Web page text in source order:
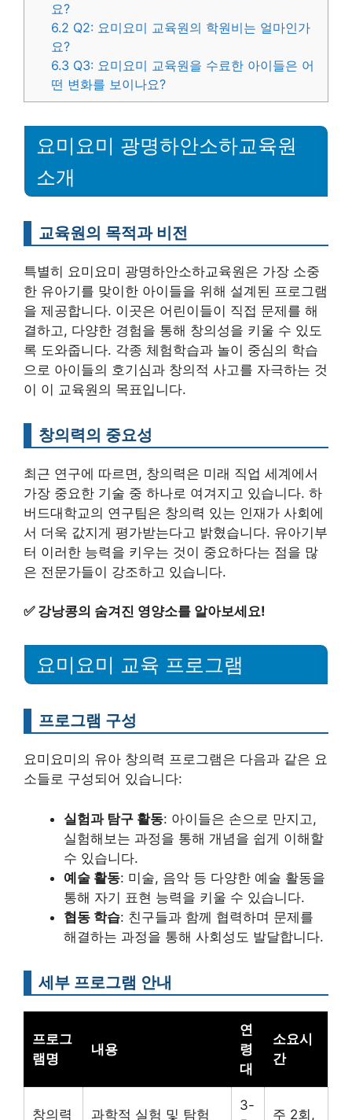
요?
6.2 Q2: 요미요미 교육원의 학원비는 얼마인가
요?
6.3 Q3: 요미요미 교육원을 수료한 아이들은 어
떤 변화를 보이나요?
요미요미 광명하안소하교육원
소개
교육원의 목적과 비전
특별히 요미요미 광명하안소하교육원은 가장 소중
한 유아기를 맞이한 아이들을 위해 설계된 프로그램
을 제공합니다. 이곳은 어린이들이 직접 문제를 해
결하고, 다양한 경험을 통해 창의성을 키울 수 있도
록 도와줍니다. 각종 체험학습과 놀이 중심의 학습
으로 아이들의 호기심과 창의적 사고를 자극하는 것
이 이 교육원의 목표입니다.
창의력의 중요성
최근 연구에 따르면, 창의력은 미래 직업 세계에서
가장 중요한 기술 중 하나로 여겨지고 있습니다. 하
버드대학교의 연구팀은 창의력 있는 인재가 사회에
서 더욱 값지게 평가받는다고 밝혔습니다. 유아기부
터 이러한 능력을 키우는 것이 중요하다는 점을 많
은 전문가들이 강조하고 있습니다.
✅ 강낭콩의 숨겨진 영양소를 알아보세요!
요미요미 교육 프로그램
프로그램 구성
요미요미의 유아 창의력 프로그램은 다음과 같은 요
소들로 구성되어 있습니다:
실험과 탐구 활동: 아이들은 손으로 만지고,
실험해보는 과정을 통해 개념을 쉽게 이해할
수 있습니다.
예술 활동: 미술, 음악 등 다양한 예술 활동을
통해 자기 표현 능력을 키울 수 있습니다.
협동 학습: 친구들과 함께 협력하며 문제를
해결하는 과정을 통해 사회성도 발달합니다.
세부 프로그램 안내
프로그
램명
내용
연
령
대
소요시
간
창의력 과학적 실험 및 탐험
3-
주 2회,